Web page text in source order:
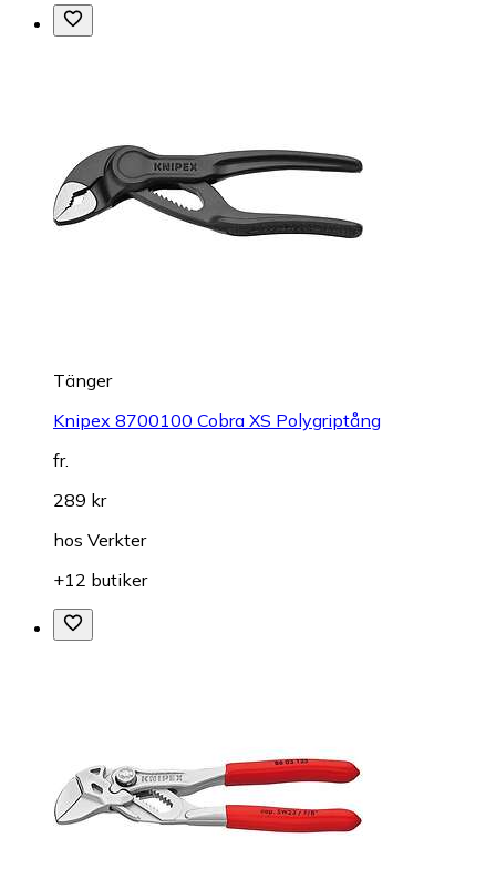
Tänger
Knipex 8700100 Cobra XS Polygriptång
fr.
289 kr
hos Verkter
+12 butiker